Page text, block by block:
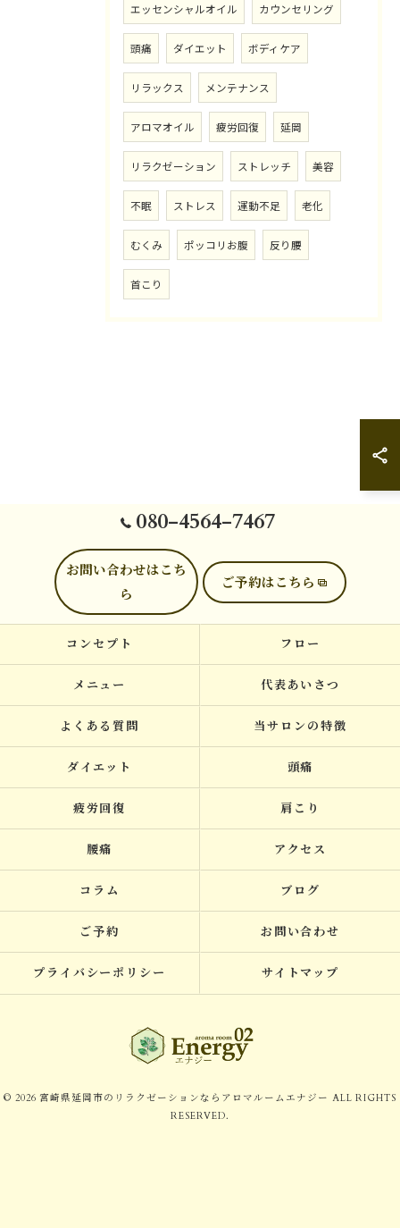
エッセンシャルオイル カウンセリング
頭痛 ダイエット ボディケア
リラックス メンテナンス
アロマオイル 疲労回復 延岡
リラクゼーション ストレッチ 美容
不眠 ストレス 運動不足 老化
むくみ ポッコリお腹 反り腰
首こり
080-4564-7467
お問い合わせはこち
ら
ご予約はこちら
コンセプト フロー
メニュー 代表あいさつ
よくある質問 当サロンの特徴
ダイエット 頭痛
疲労回復 肩こり
腰痛 アクセス
コラム ブログ
ご予約 お問い合わせ
プライバシーポリシー サイトマップ
© 2026 宮崎県延岡市のリラクゼーションならアロマルームエナジー ALL RIGHTS
RESERVED.